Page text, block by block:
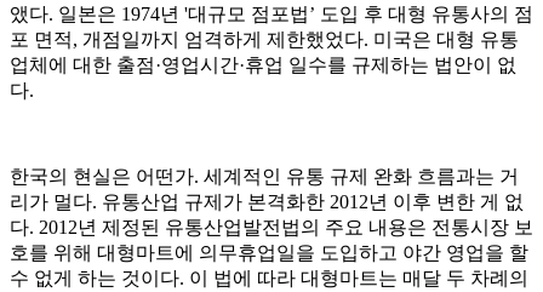
앴다. 일본은 1974년 '대규모 점포법’ 도입 후 대형 유통사의 점
포 면적, 개점일까지 엄격하게 제한했었다. 미국은 대형 유통
업체에 대한 출점·영업시간·휴업 일수를 규제하는 법안이 없
다.
한국의 현실은 어떤가. 세계적인 유통 규제 완화 흐름과는 거
리가 멀다. 유통산업 규제가 본격화한 2012년 이후 변한 게 없
다. 2012년 제정된 유통산업발전법의 주요 내용은 전통시장 보
호를 위해 대형마트에 의무휴업일을 도입하고 야간 영업을 할
수 없게 하는 것이다. 이 법에 따라 대형마트는 매달 두 차례의